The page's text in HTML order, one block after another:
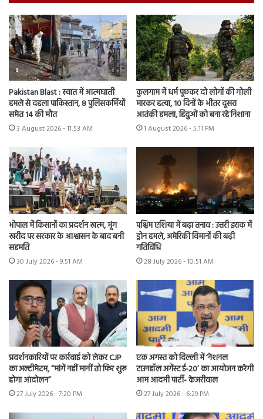
Pakistan Blast : स्वात में आत्मघाती
हमले से दहला पाकिस्तान, 8 पुलिसकर्मियों
समेत 14 की मौत
3 August 2026 - 11:53 AM
कुलगाम में धर्म पूछकर दो लोगों की गोली
मारकर हत्या, 10 दिनों के भीतर दूसरा
आतंकी हमला, हिंदुओं को बना रहे निशाना
1 August 2026 - 5:11 PM
भोपाल में किसानों का प्रदर्शन खत्म, मूंग
खरीद पर सरकार के आश्वासन के बाद बनी
सहमति
30 July 2026 - 9:51 AM
पश्चिम एशिया में बढ़ा तनाव : उत्तरी इराक में
ड्रोन हमले, अमेरिकी विमानों की बढ़ी
गतिविधि
28 July 2026 - 10:51 AM
प्रदर्शनकारियों पर कार्रवाई को लेकर CJP
का अल्टीमेटम, “मांगें नहीं मानीं तो फिर शुरू
होगा आंदोलन”
27 July 2026 - 7:20 PM
एक अगस्त को दिल्ली में ‘नेशनल
टाउनहॉल अगेंस्ट ई-20’ का आयोजन करेगी
आम आदमी पार्टी- केजरीवाल
27 July 2026 - 6:29 PM